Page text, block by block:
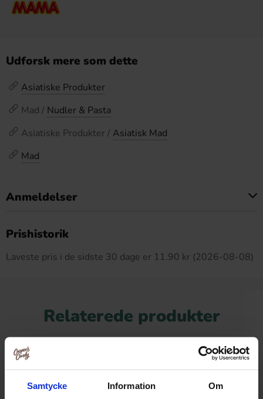
Samtycke Information Om
Udforsk mere som dette
Asiatiske Produkter
Mad / Nudler & Pasta
Asiatiske Produkter / Asiatisk Mad
Mad
Anmeldelser
Prishistorik
Laveste pris i de sidste 30 dage er 11.90 kr (2026-08-08)
Relaterede produkter